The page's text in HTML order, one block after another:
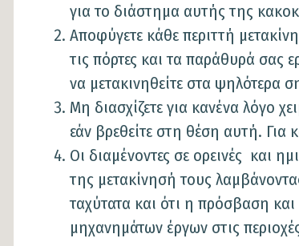
για το διάστημα αυτής της
Αποφύγετε κάθε περιττή
τις πόρτες και τα παράθυρά σας
να μετακινηθείτε στα ψηλότερα
Μη διασχίζετε για κανένα λόγο
εάν βρεθείτε στη θέση αυτή. Για
Οι διαμένοντες σε ορεινές και
της μετακίνησή τους
ταχύτατα και ότι η πρόσβαση
μηχανημάτων έργων στις